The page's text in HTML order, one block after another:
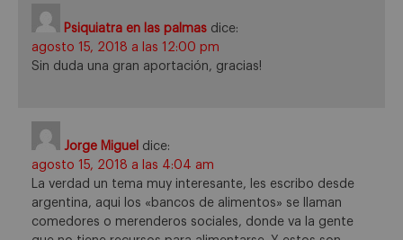
Psiquiatra en las palmas dice:
agosto 15, 2018 a las 12:00 pm
Sin duda una gran aportación, gracias!
Jorge Miguel dice:
agosto 15, 2018 a las 4:04 am
La verdad un tema muy interesante, les escribo desde
argentina, aqui los «bancos de alimentos» se llaman
comedores o merenderos sociales, donde va la gente